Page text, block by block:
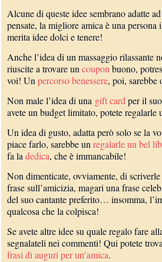
Alcune di queste idee sembrano adatte
pensate, la migliore amica è una persona
merita idee dolci e tenere!
Anche l’idea di un massaggio rilassante
riuscite a trovare uncouponbuono,
voi! Unpercorso benessere, poi,
Non male l’idea di una gift cardper il
avete un budget limitato, potete regalarle
Un idea di gusto, adatta però solo se la
piace farlo, sarebbe unregalarle un bel
fa ladedica, che è immancabile!
Non dimenticate, ovviamente, di
frase sull’amicizia, magari una frase
del suo cantante preferito… insomma,
qualcosa che la colpisca!
Se avete altre idee su quale regalo fare
segnalateli nei commenti! Qui potete
frasi di auguri per un’amica.